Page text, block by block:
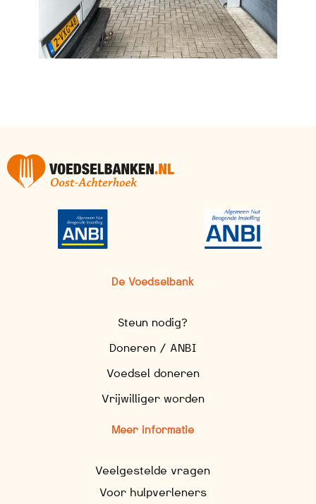
De Voedselbank
Steun nodig?
Doneren / ANBI
Voedsel doneren
Vrijwilliger worden
Meer informatie
Veelgestelde vragen
Voor hulpverleners